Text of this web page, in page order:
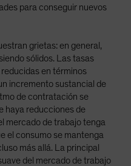
para conseguir nuevos
grietas: en general,
sólidos. Las tasas
en términos
incremento sustancial de
de contratación se
haya reducciones de
mercado de trabajo tenga
el consumo se mantenga
más allá. La principal
del mercado de trabajo